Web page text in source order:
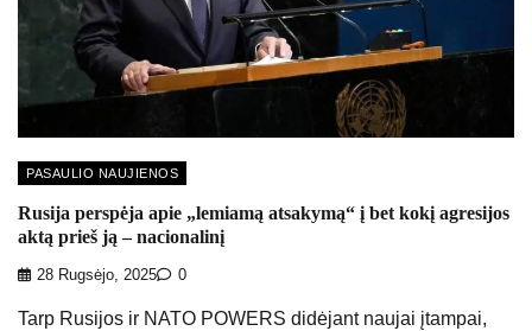
PASAULIO NAUJIENOS
Rusija perspėja apie „lemiamą atsakymą“ į bet kokį agresijos
aktą prieš ją – nacionalinį
28 Rugsėjo, 2025 0
Tarp Rusijos ir NATO POWERS didėjant naujai įtampai,